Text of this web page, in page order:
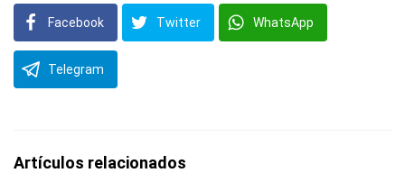
Facebook Twitter WhatsApp
Telegram
Artículos relacionados